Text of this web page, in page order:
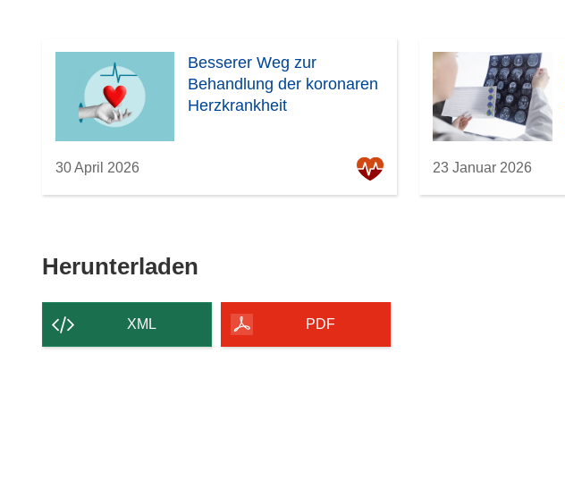
Besserer Weg zur
Behandlung der koronaren
Herzkrankheit
30 April 2026 23 Januar 2026
Herunterladen
Seite
XML PDF